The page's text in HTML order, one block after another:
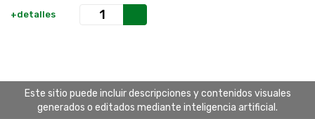
+detalles
Este sitio puede incluir descripciones y contenidos visuales
generados o editados mediante inteligencia artificial.